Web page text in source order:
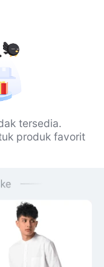
tersedia.
produk favorit